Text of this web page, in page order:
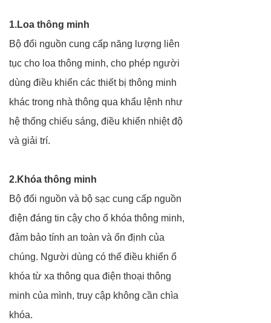
1.Loa thông minh
Bộ đổi nguồn cung cấp năng lượng liên
tục cho loa thông minh, cho phép người
dùng điều khiển các thiết bị thông minh
khác trong nhà thông qua khẩu lệnh như
hệ thống chiếu sáng, điều khiển nhiệt độ
và giải trí.
2.Khóa thông minh
Bộ đổi nguồn và bộ sạc cung cấp nguồn
điện đáng tin cậy cho ổ khóa thông minh,
đảm bảo tính an toàn và ổn định của
chúng. Người dùng có thể điều khiển ổ
khóa từ xa thông qua điện thoại thông
minh của mình, truy cập không cần chìa
khóa.